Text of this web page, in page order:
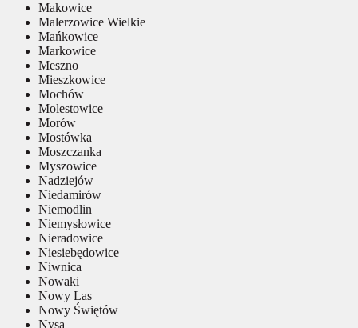
Makowice
Malerzowice Wielkie
Mańkowice
Markowice
Meszno
Mieszkowice
Mochów
Molestowice
Morów
Mostówka
Moszczanka
Myszowice
Nadziejów
Niedamirów
Niemodlin
Niemysłowice
Nieradowice
Niesiebędowice
Niwnica
Nowaki
Nowy Las
Nowy Świętów
Nysa